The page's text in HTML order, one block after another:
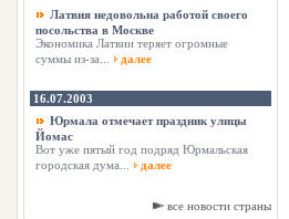
Латвия недовольна работой своего
посольства в Москве
Экономика Латвии теряет огромные
суммы из-за...
далее
16.07.2003
Юрмала отмечает праздник улицы
Йомас
Вот уже пятый год подряд Юрмальская
городская дума...
далее
все новости страны